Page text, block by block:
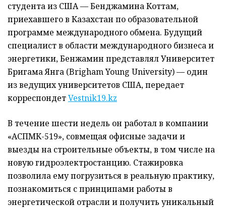
студента из США — Бенджамина Коттам,
приехавшего в Казахстан по образовательной
программе международного обмена. Будущий
специалист в области международного бизнеса и
энергетики, Бенжамин представлял Университет
Бригама Янга (Brigham Young University) — один
из ведущих университетов США, передает
корреспондетVestnik19.kz
В течение шести недель он работал в компании
«АСПМК-519», совмещая офисные задачи и
выезды на строительные объекты, в том числе на
новую гидроэлектростанцию. Стажировка
позволила ему погрузиться в реальную практику,
познакомиться с принципами работы в
энергетической отрасли и получить уникальный